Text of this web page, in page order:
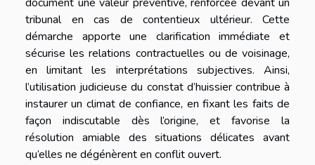
tribunal en cas de contentieux ultérieur. Cette
démarche apporte une clarification immédiate et
sécurise les relations contractuelles ou de voisinage,
en limitant les interprétations subjectives. Ainsi,
l’utilisation judicieuse du constat d’huissier contribue à
instaurer un climat de confiance, en fixant les faits de
façon indiscutable dès l’origine, et favorise la
résolution amiable des situations délicates avant
qu’elles ne dégénèrent en conflit ouvert.